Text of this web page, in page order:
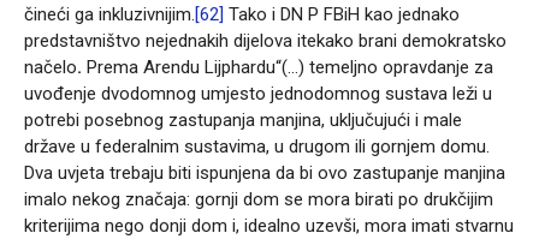
čineći ga inkluzivnijim. [62] Tako i DN P FBiH kao jednako
predstavništvo nejednakih dijelova itekako brani demokratsko
načelo. Prema Arendu Lijphardu“(…) temeljno opravdanje za
uvođenje dvodomnog umjesto jednodomnog sustava leži u
potrebi posebnog zastupanja manjina, uključujući i male
države u federalnim sustavima, u drugom ili gornjem domu.
Dva uvjeta trebaju biti ispunjena da bi ovo zastupanje manjina
imalo nekog značaja: gornji dom se mora birati po drukčijim
kriterijima nego donji dom i, idealno uzevši, mora imati stvarnu